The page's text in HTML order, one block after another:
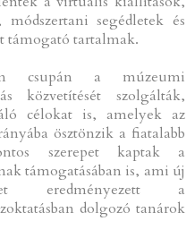
segédletek és
támogató tartalmak.
csupán a múzeumi
közvetítését szolgálták,
célokat is, amelyek az
ösztönzik a fiatalabb
szerepet kaptak a
támogatásában is, ami új
eredményezett a
dolgozó tanárok